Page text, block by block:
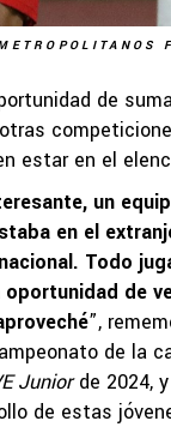
de
estar en el
un
en el
Todo
de
”,
de la
Juniorde 2024,
de estas